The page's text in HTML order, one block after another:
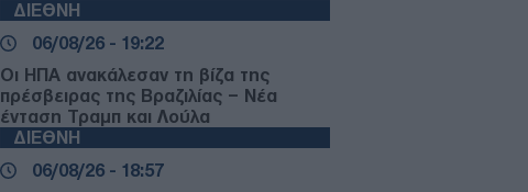
ΔΙΕΘΝΗ
06/08/26 - 19:22
Οι ΗΠΑ ανακάλεσαν τη βίζα της
πρέσβειρας της Βραζιλίας – Νέα
ένταση Τραμπ και Λούλα
ΔΙΕΘΝΗ
06/08/26 - 18:57